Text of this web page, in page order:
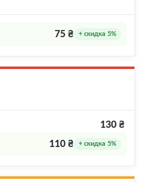
75 ₴ + скидка 5%
130 ₴
110 ₴ + скидка 5%